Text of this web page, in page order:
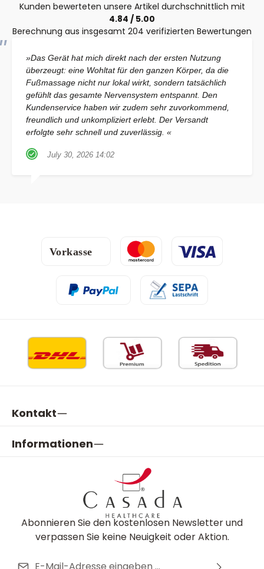
Kunden bewerteten unsere Artikel durchschnittlich mit
4.84 / 5.00
Berechnung aus insgesamt 204 verifizierten Bewertungen
»Das Gerät hat mich direkt nach der ersten Nutzung
überzeugt: eine Wohltat für den ganzen Körper, da die
Fußmassage nicht nur lokal wirkt, sondern tatsächlich
gefühlt das gesamte Nervensystem entspannt. Den
Kundenservice haben wir zudem sehr zuvorkommend,
freundlich und unkompliziert erlebt. Der Versandt
erfolgte sehr schnell und zuverlässig. «
July 30, 2026 14:02
Kontakt
Informationen
Abonnieren Sie den kostenlosen Newsletter und
verpassen Sie keine Neuigkeit oder Aktion.
E-Mail-Adresse*